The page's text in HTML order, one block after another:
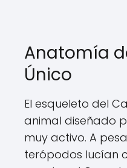
Anatomía
Único
El esqueleto del
animal diseñado
muy activo. A
terópodos lucían